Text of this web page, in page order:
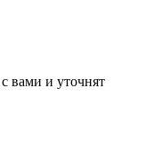
вами и уточнят